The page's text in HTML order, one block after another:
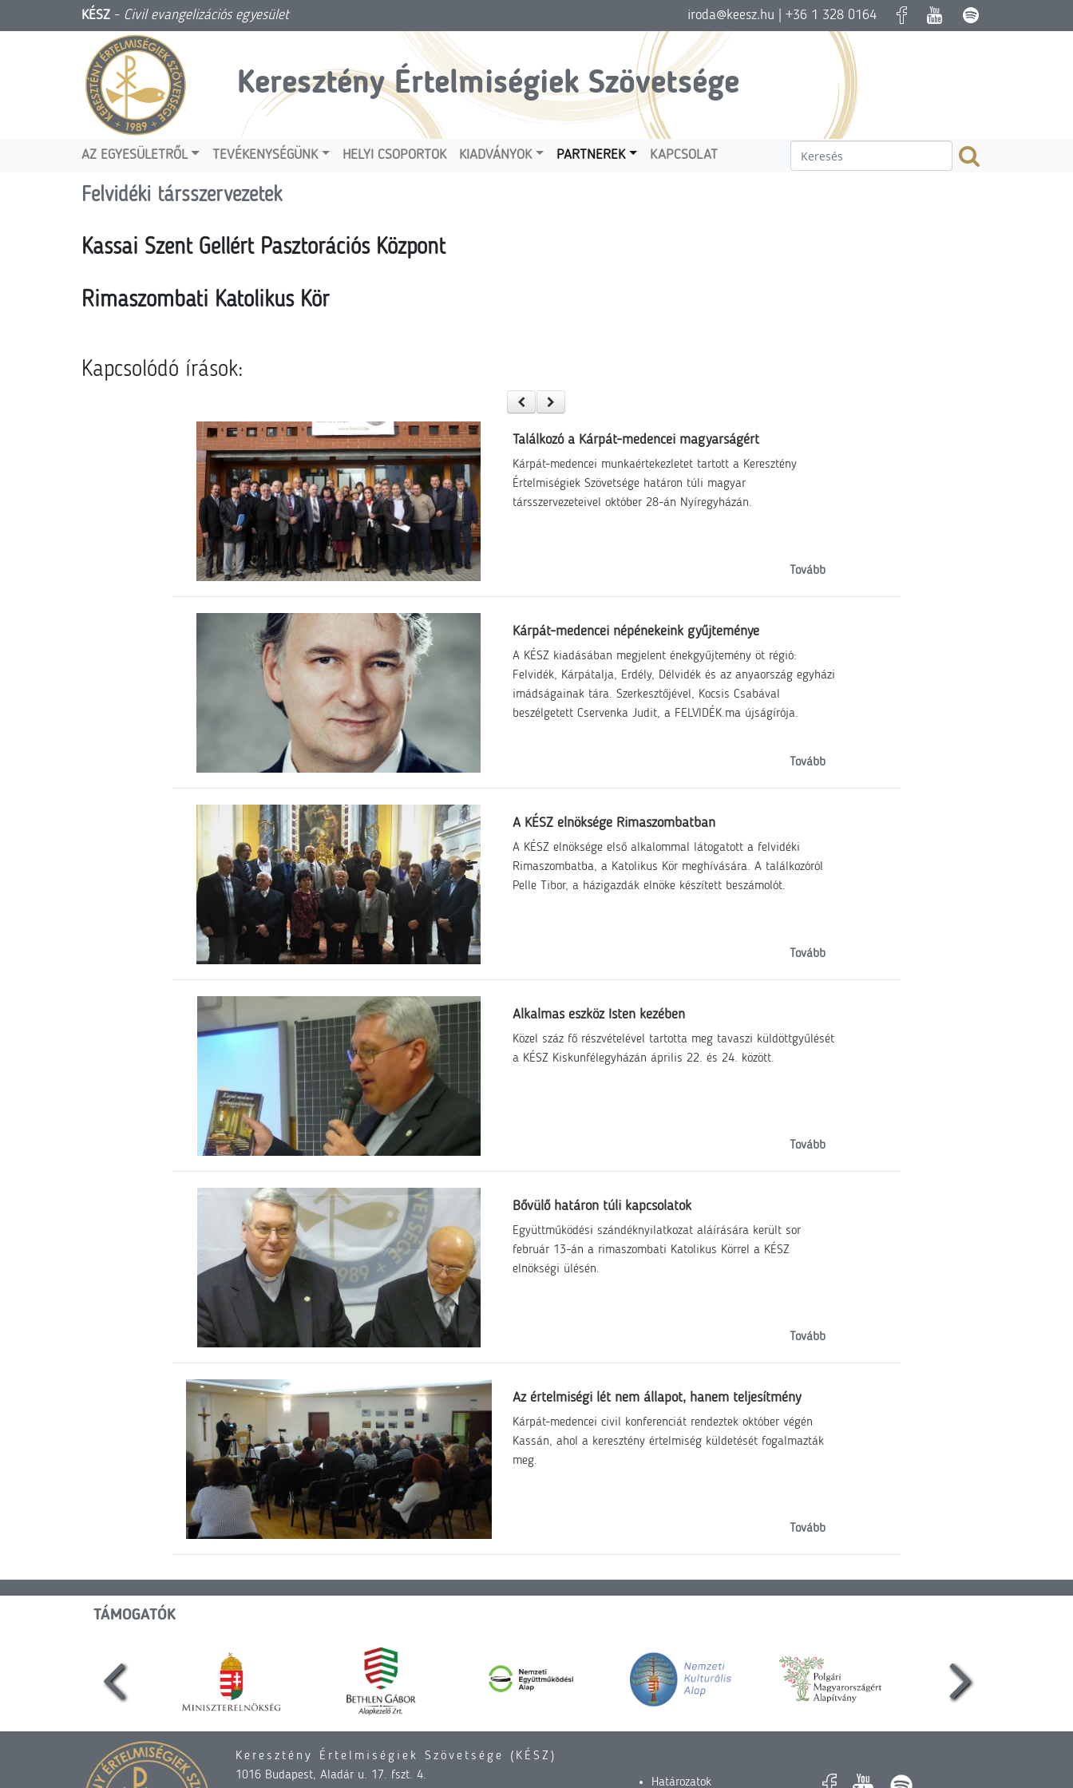
KÉSZ - Civil evangelizációs egyesület iroda@keesz.hu | +36 1 328 0164
Keresztény Értelmiségiek Szövetsége
AZ EGYESÜLETRŐL TEVÉKENYSÉGÜNK HELYI CSOPORTOK KIADVÁNYOK PARTNEREK KAPCSOLAT
Felvidéki társszervezetek
Kassai Szent Gellért Pasztorációs Központ
Rimaszombati Katolikus Kör
Kapcsolódó írások:
Találkozó a Kárpát-medencei magyarságért
Kárpát-medencei munkaértekezletet tartott a Keresztény
Értelmiségiek Szövetsége határon túli magyar
társszervezeteivel október 28-án Nyíregyházán.
Tovább
Kárpát-medencei népénekeink gyűjteménye
A KÉSZ kiadásában megjelent énekgyűjtemény öt régió:
Felvidék, Kárpátalja, Erdély, Délvidék és az anyaország egyházi
imádságainak tára. Szerkesztőjével, Kocsis Csabával
beszélgetett Cservenka Judit, a FELVIDÉK.ma újságírója.
Tovább
A KÉSZ elnöksége Rimaszombatban
A KÉSZ elnöksége első alkalommal látogatott a felvidéki
Rimaszombatba, a Katolikus Kör meghívására. A találkozóról
Pelle Tibor, a házigazdák elnöke készített beszámolót.
Tovább
Alkalmas eszköz Isten kezében
Közel száz fő részvételével tartotta meg tavaszi küldöttgyűlését
a KÉSZ Kiskunfélegyházán április 22. és 24. között.
Tovább
Bővülő határon túli kapcsolatok
Együttműködési szándéknyilatkozat aláírására került sor
február 13-án a rimaszombati Katolikus Körrel a KÉSZ
elnökségi ülésén.
Tovább
Az értelmiségi lét nem állapot, hanem teljesítmény
Kárpát-medencei civil konferenciát rendeztek október végén
Kassán, ahol a keresztény értelmiség küldetését fogalmazták
meg.
Tovább
TÁMOGATÓK
Keresztény Értelmiségiek Szövetsége (KÉSZ)
1016 Budapest, Aladár u. 17. fszt. 4.
Határozatok